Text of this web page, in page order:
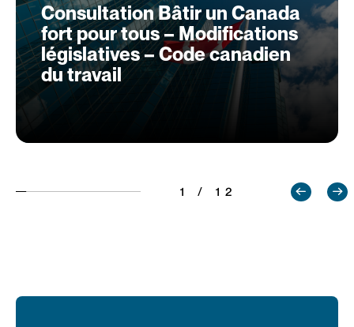
Consultation Bâtir un Canada
fort pour tous – Modifications
législatives – Code canadien
du travail
1 / 12